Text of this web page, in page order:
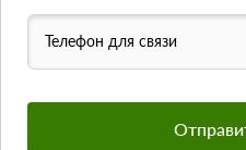
Телефон для связи